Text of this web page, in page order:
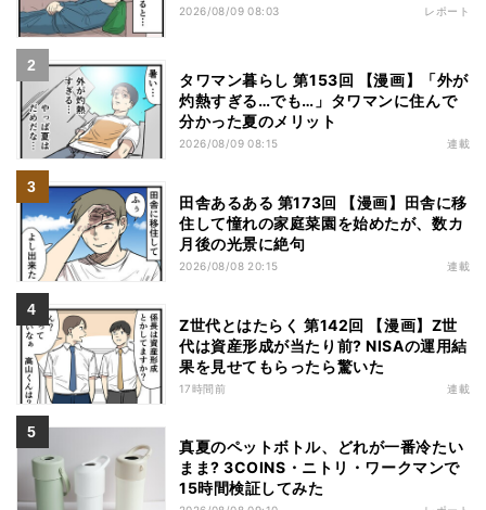
2026/08/09 08:03 レポート
タワマン暮らし 第153回 【漫画】「外が
灼熱すぎる…でも…」タワマンに住んで
分かった夏のメリット
2026/08/09 08:15 連載
田舎あるある 第173回 【漫画】田舎に移
住して憧れの家庭菜園を始めたが、数カ
月後の光景に絶句
2026/08/08 20:15 連載
Z世代とはたらく 第142回 【漫画】Z世
代は資産形成が当たり前? NISAの運用結
果を見せてもらったら驚いた
17時間前 連載
真夏のペットボトル、どれが一番冷たい
まま? 3COINS・ニトリ・ワークマンで
15時間検証してみた